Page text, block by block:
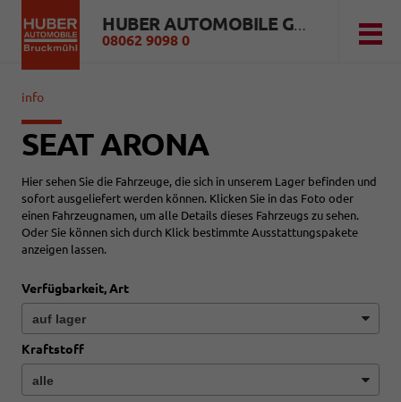
HUBER AUTOMOBILE GMBH
08062 9098 0
info
SEAT ARONA
Hier sehen Sie die Fahrzeuge, die sich in unserem Lager befinden und
sofort ausgeliefert werden können. Klicken Sie in das Foto oder
einen Fahrzeugnamen, um alle Details dieses Fahrzeugs zu sehen.
Oder Sie können sich durch Klick bestimmte Ausstattungspakete
anzeigen lassen.
Verfügbarkeit, Art
Kraftstoff